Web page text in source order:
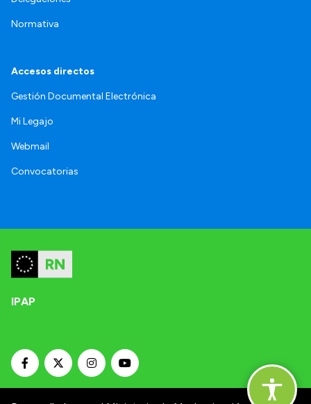
Normativa
Accesos directos
Gestión Documental Electrónica
Mi Legajo
Webmail
Convocatorias
IPAP